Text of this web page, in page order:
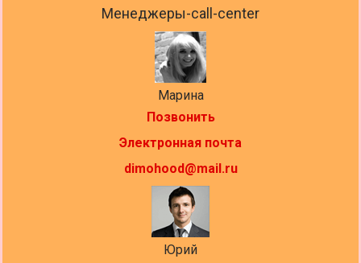
Менеджеры-call-center
Марина
Позвонить
Электронная почта
dimohood@mail.ru
Юрий